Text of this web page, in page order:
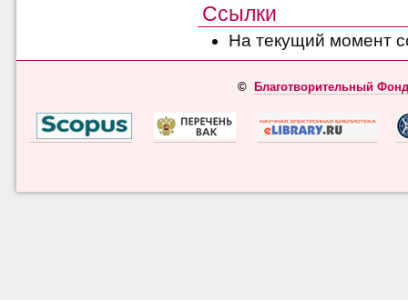
Ссылки
На текущий момент
© Благотворительный